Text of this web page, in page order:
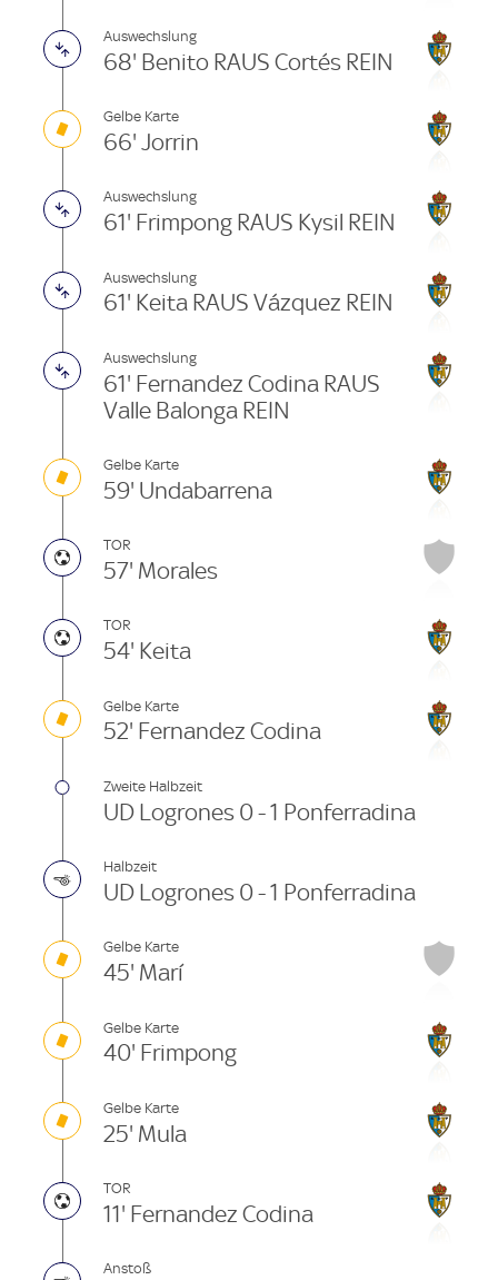
Auswechslung
68' Benito RAUS Cortés REIN
Gelbe Karte
66' Jorrin
Auswechslung
61' Frimpong RAUS Kysil REIN
Auswechslung
61' Keita RAUS Vázquez REIN
Auswechslung
61' Fernandez Codina RAUS
Valle Balonga REIN
Gelbe Karte
59' Undabarrena
TOR
57' Morales
TOR
54' Keita
Gelbe Karte
52' Fernandez Codina
Zweite Halbzeit
UD Logrones 0 - 1 Ponferradina
Halbzeit
UD Logrones 0 - 1 Ponferradina
Gelbe Karte
45' Marí
Gelbe Karte
40' Frimpong
Gelbe Karte
25' Mula
TOR
11' Fernandez Codina
Anstoß